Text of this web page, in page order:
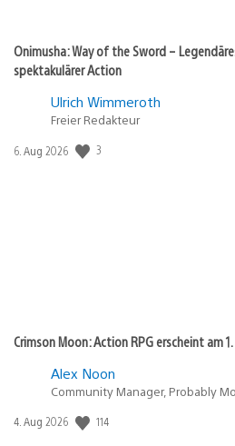
Onimusha: Way of the Sword –
spektakulärer Action
Ulrich Wimmeroth
Freier Redakteur
Veröffentlichungsdatum:
6. Aug 2026 3
Crimson Moon: Action RPG erscheint am
Alex Noon
Community Manager, Probably
Veröffentlichungsdatum:
4. Aug 2026 114